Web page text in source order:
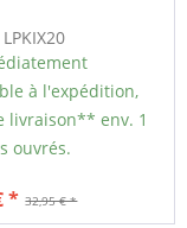
à l'expédition,
livraison** env. 1
ouvrés.
32,95 € *
*